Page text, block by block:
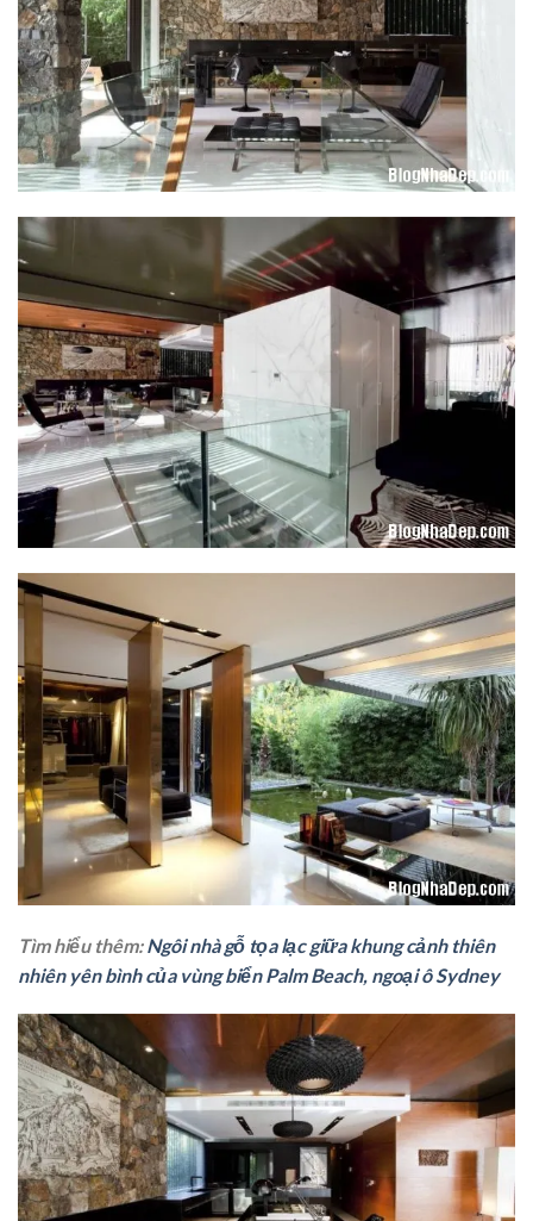
Tìm hiểu thêm:Ngôi nhà gỗ tọa lạc giữa khung cảnh thiên
nhiên yên bình của vùng biển Palm Beach, ngoại ô Sydney